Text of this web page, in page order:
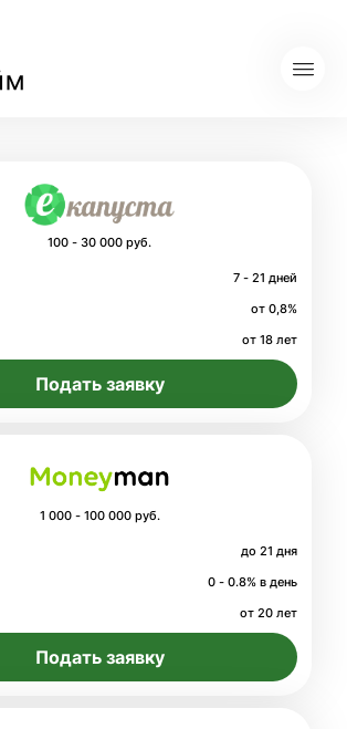
100 - 30 000 руб.
7 - 21 дней
от 0,8%
от 18 лет
Подать заявку
1 000 - 100 000 руб.
до 21 дня
0 - 0.8% в день
от 20 лет
Подать заявку